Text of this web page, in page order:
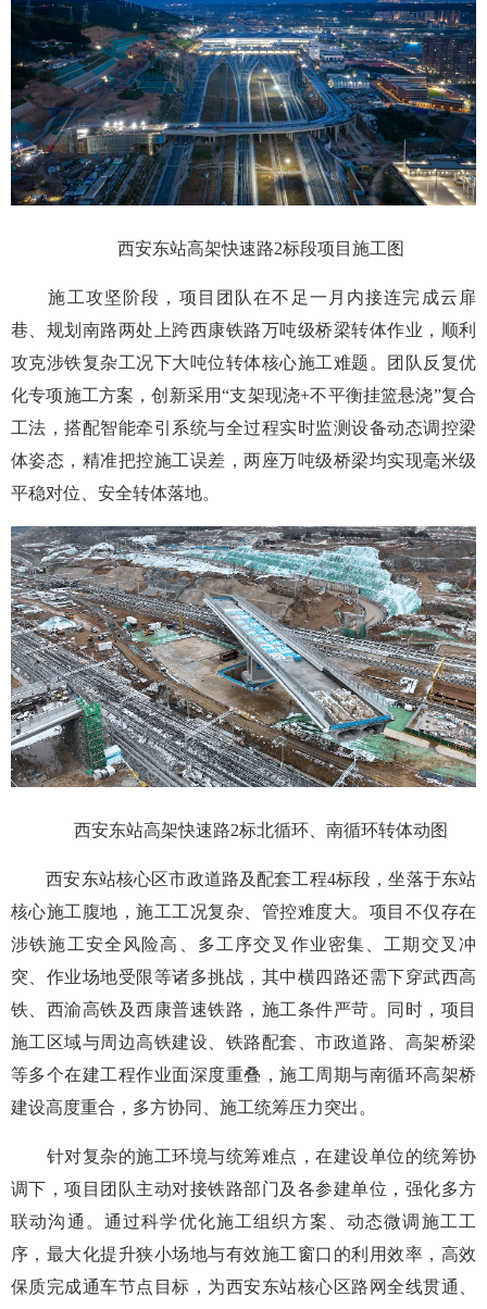
西安东站高架快速路2标段项目施工图
施工攻坚阶段，项目团队在不足一月内接连完成云扉
巷、规划南路两处上跨西康铁路万吨级桥梁转体作业，顺利
攻克涉铁复杂工况下大吨位转体核心施工难题。团队反复优
化专项施工方案，创新采用“支架现浇+不平衡挂篮悬浇”复合
工法，搭配智能牵引系统与全过程实时监测设备动态调控梁
体姿态，精准把控施工误差，两座万吨级桥梁均实现毫米级
平稳对位、安全转体落地。
西安东站高架快速路2标北循环、南循环转体动图
西安东站核心区市政道路及配套工程4标段，坐落于东站
核心施工腹地，施工工况复杂、管控难度大。项目不仅存在
涉铁施工安全风险高、多工序交叉作业密集、工期交叉冲
突、作业场地受限等诸多挑战，其中横四路还需下穿武西高
铁、西渝高铁及西康普速铁路，施工条件严苛。同时，项目
施工区域与周边高铁建设、铁路配套、市政道路、高架桥梁
等多个在建工程作业面深度重叠，施工周期与南循环高架桥
建设高度重合，多方协同、施工统筹压力突出。
针对复杂的施工环境与统筹难点，在建设单位的统筹协
调下，项目团队主动对接铁路部门及各参建单位，强化多方
联动沟通。通过科学优化施工组织方案、动态微调施工工
序，最大化提升狭小场地与有效施工窗口的利用效率，高效
保质完成通车节点目标，为西安东站核心区路网全线贯通、